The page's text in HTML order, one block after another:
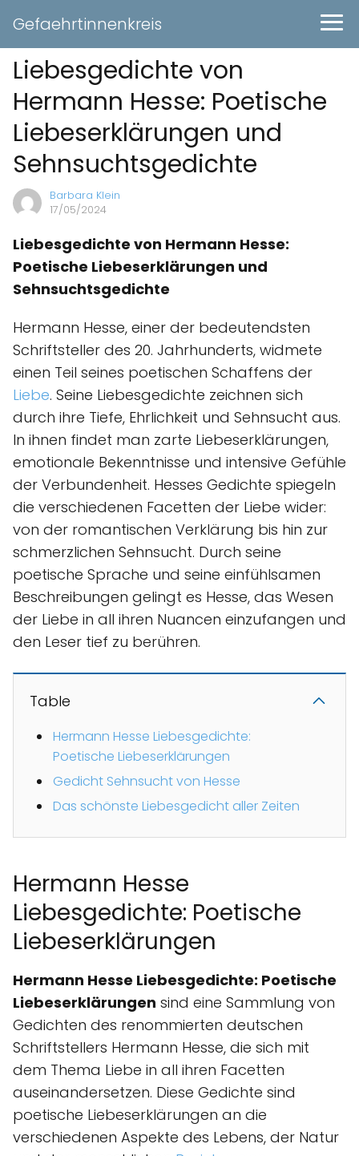
Gefaehrtinnenkreis
Liebesgedichte von
Hermann Hesse: Poetische
Liebeserklärungen und
Sehnsuchtsgedichte
Barbara Klein
17/05/2024
Liebesgedichte von Hermann Hesse:
Poetische Liebeserklärungen und
Sehnsuchtsgedichte
Hermann Hesse, einer der bedeutendsten
Schriftsteller des 20. Jahrhunderts, widmete
einen Teil seines poetischen Schaffens der
Liebe. Seine Liebesgedichte zeichnen sich
durch ihre Tiefe, Ehrlichkeit und Sehnsucht aus.
In ihnen findet man zarte Liebeserklärungen,
emotionale Bekenntnisse und intensive Gefühle
der Verbundenheit. Hesses Gedichte spiegeln
die verschiedenen Facetten der Liebe wider:
von der romantischen Verklärung bis hin zur
schmerzlichen Sehnsucht. Durch seine
poetische Sprache und seine einfühlsamen
Beschreibungen gelingt es Hesse, das Wesen
der Liebe in all ihren Nuancen einzufangen und
den Leser tief zu berühren.
Table
Hermann Hesse Liebesgedichte:
Poetische Liebeserklärungen
Gedicht Sehnsucht von Hesse
Das schönste Liebesgedicht aller Zeiten
Hermann Hesse
Liebesgedichte: Poetische
Liebeserklärungen
Hermann Hesse Liebesgedichte: Poetische
Liebeserklärungen sind eine Sammlung von
Gedichten des renommierten deutschen
Schriftstellers Hermann Hesse, die sich mit
dem Thema Liebe in all ihren Facetten
auseinandersetzen. Diese Gedichte sind
poetische Liebeserklärungen an die
verschiedenen Aspekte des Lebens, der Natur